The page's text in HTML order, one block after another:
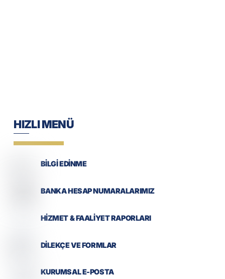
HIZLI MENÜ
BİLGİ EDİNME
BANKA HESAP NUMARALARIMIZ
HİZMET & FAALİYET RAPORLARI
DİLEKÇE VE FORMLAR
KURUMSAL E-POSTA